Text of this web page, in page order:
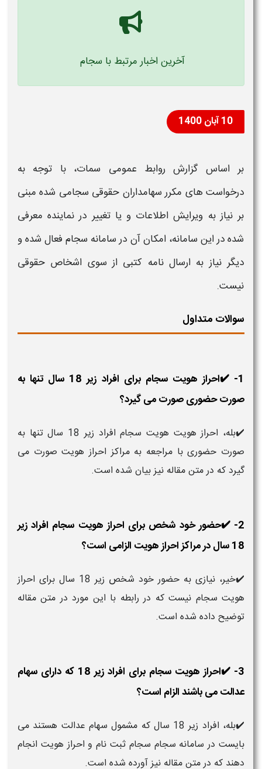
آخرین اخبار مرتبط با سجام
10 آبان 1400
بر اساس گزارش روابط عمومی سمات، با توجه به
درخواست های مکرر سهامداران حقوقی سجامی شده مبنی
بر نیاز به ویرایش اطلاعات و یا تغییر در نماینده معرفی
شده در این سامانه، امکان آن درسامانه سجامفعال شده و
دیگر نیاز به ارسال نامه کتبی از سوی اشخاص حقوقی
نیست.
سوالات متداول
1- ✔️احراز هویت سجام برای افراد زیر 18 سال تنها به
صورت حضوری صورت می گیرد؟
✔️بله، احراز هویت هویت سجام افراد زیر 18 سال تنها به
صورت حضوری با مراجعه به مراکز احراز هویت صورت می
گیرد که در متن مقاله نیز بیان شده است.
2- ✔️حضور خود شخص برای احراز هویت سجام افراد زیر
18 سال در مراکز احراز هویت الزامی است؟
✔️خیر، نیازی به حضور خود شخص زیر 18 سال برای احراز
هویت سجام نیست که در رابطه با این مورد در متن مقاله
توضیح داده شده است.
3- ✔️احراز هویت سجام برای افراد زیر 18 که دارای سهام
عدالت می باشند الزام است؟
✔️بله، افراد زیر 18 سال که مشمول سهام عدالت هستند می
بایست در سامانه سجام سجام ثبت نام و احراز هویت انجام
دهند که در متن مقاله نیز آورده شده است.